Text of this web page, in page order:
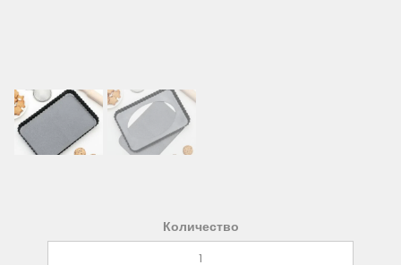
Количество